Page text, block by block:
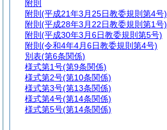
附則
附則 (平成21年3月25日教委規則第4号)
附則 (平成28年3月22日教委規則第1号)
附則 (平成30年3月6日教委規則第5号)
附則 (令和4年4月6日教委規則第4号)
別表(第6条関係)
様式第1号(第9条関係)
様式第2号(第10条関係)
様式第3号(第13条関係)
様式第4号(第14条関係)
様式第5号(第14条関係)